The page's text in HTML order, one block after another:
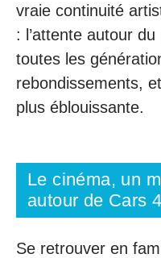
vraie continuité
: l’attente autour du
toutes les
rebondissements,
plus éblouissante.
Le cinéma, un
autour de Cars 4
Se retrouver en